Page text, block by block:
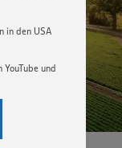
in den USA
und
ändern,
ggf.
Anbieter der